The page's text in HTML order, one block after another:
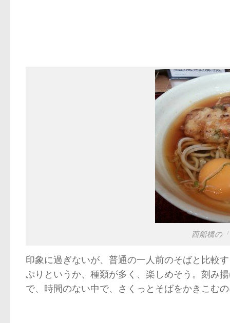
西船橋の
印象に過ぎないが、普通の一人前のそばと比較
ぷりというか、種類が多く、楽しめそう。刻み
で、時間のない中で、さくっとそばをかきこむ